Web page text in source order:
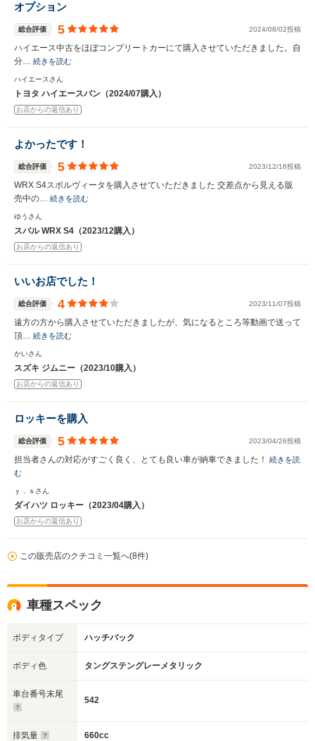
オプション
総合評価 5 2024/08/02投稿
ハイエース中古をほぼコンプリートカーにて購入させていただきました。自
分… 続きを読む
ハイエースさん
トヨタ ハイエースバン（2024/07購入）
お店からの返信あり
よかったです！
総合評価 5 2023/12/16投稿
WRX S4スポルヴィータを購入させていただきました 交差点から見える販
売中の… 続きを読む
ゆうさん
スバル WRX S4（2023/12購入）
お店からの返信あり
いいお店でした！
総合評価 4 2023/11/07投稿
遠方の方から購入させていただきましたが、気になるところ等動画で送って
頂… 続きを読む
かいさん
スズキ ジムニー（2023/10購入）
お店からの返信あり
ロッキーを購入
総合評価 5 2023/04/26投稿
担当者さんの対応がすごく良く、とても良い車が納車できました！ 続きを読
む
ｙ．ｓさん
ダイハツ ロッキー（2023/04購入）
お店からの返信あり
この販売店のクチコミ一覧へ(8件)
車種スペック
ボディタイプ ハッチバック
ボディ色 タングステングレーメタリック
車台番号末尾
542
排気量 660cc